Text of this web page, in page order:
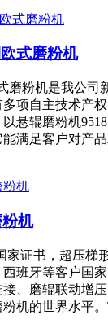
式磨粉机
磨粉机是我公司
多项自主技术产
悬辊磨粉机
能满足客户对产
机
家证书，超压梯
班牙等客户国
、磨辊联动增
粉机的世界水平